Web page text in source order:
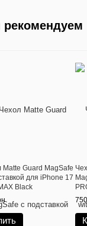
Matte Guard MagSafe
для iPhone 17
Black